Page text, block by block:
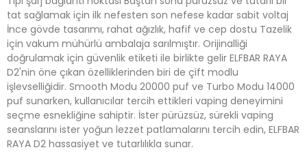
tat sağlamak için ilk nefesten son nefese kadar sabit voltaj
İnce gövde tasarımı, rahat ağızlık, hafif ve cep dostu Tazelik
için vakum mühürlü ambalaja sarılmıştır. Orijinalliği
doğrulamak için güvenlik etiketi ile birlikte gelir ELFBAR RAYA
D2'nin öne çıkan özelliklerinden biri de çift modlu
işlevselliğidir. Smooth Modu 20000 puf ve Turbo Modu 14000
puf sunarken, kullanıcılar tercih ettikleri vaping deneyimini
seçme esnekliğine sahiptir. İster pürüzsüz, sürekli vaping
seanslarını ister yoğun lezzet patlamalarını tercih edin, ELFBAR
RAYA D2 hassasiyet ve tutarlılıkla sunar.